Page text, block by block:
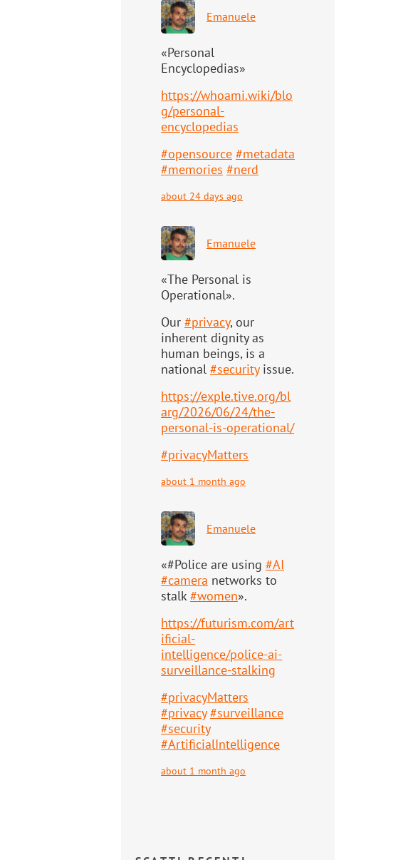
Emanuele
«Personal
Encyclopedias»
https://whoami.wiki/blo
g/personal-
encyclopedias
#opensource #metadata
#memories #nerd
about 24 days ago
Emanuele
«The Personal is
Operational».
Our #privacy, our
inherent dignity as
human beings, is a
national #securityissue.
https://exple.tive.org/bl
arg/2026/06/24/the-
personal-is-operational/
#privacyMatters
about 1 month ago
Emanuele
«#Police are using #AI
#camera networks to
stalk#women».
https://futurism.com/art
ificial-
intelligence/police-ai-
surveillance-stalking
#privacyMatters
#privacy #surveillance
#security
#ArtificialIntelligence
about 1 month ago